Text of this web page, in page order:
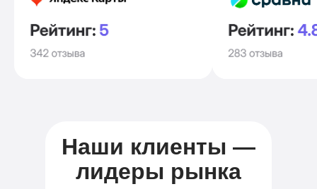
Наши клиенты —
лидеры рынка